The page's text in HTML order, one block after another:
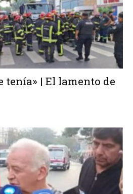
tenía» | El lamento de